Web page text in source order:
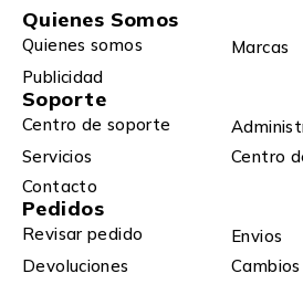
Quienes Somos
Quienes somos
Marcas
Publicidad
Soporte
Centro de soporte
Servicios
Centro
Contacto
Pedidos
Revisar pedido
Envios
Devoluciones
Cambios